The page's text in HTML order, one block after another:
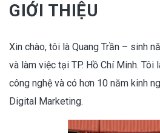
GIỚI THIỆU
Xin chào, tôi là Quang Trần – sinh
và làm việc tại TP. Hồ Chí Minh.
công nghệ và có hơn 10 năm kinh
Digital Marketing.